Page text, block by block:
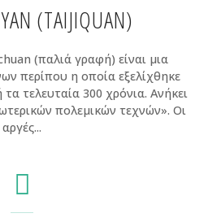
(TAIJIQUAN)
(παλιά γραφή) είναι μια
περίπου η οποία εξελίχθηκε
τελευταία 300 χρόνια. Ανήκει
πολεμικών τεχνών». Οι
αργές...